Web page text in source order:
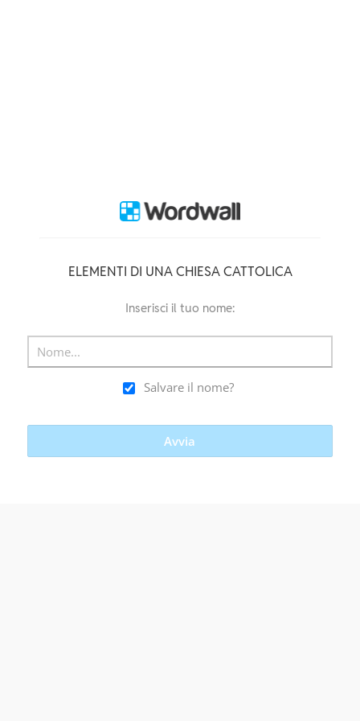
ELEMENTI DI UNA CHIESA CATTOLICA
Inserisci il tuo nome:
Salvare il nome?
Avvia